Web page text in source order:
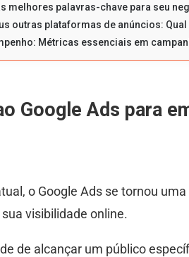
melhores palavras-chave para seu
outras plataformas de anúncios:
Métricas essenciais em
Google Ads para
o Google Ads se tornou
visibilidade online.
de alcançar um público